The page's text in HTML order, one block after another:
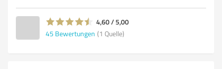
4,60 / 5,00
45 Bewertungen (1 Quelle)